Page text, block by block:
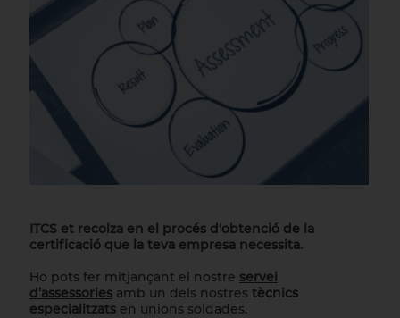
ITCS et recolza en el procés d'obtenció de la
certificació que la teva empresa necessita.
Ho pots fer mitjançant el nostre servei
d’assessoriesamb un dels nostres tècnics
especialitzatsen unions soldades.